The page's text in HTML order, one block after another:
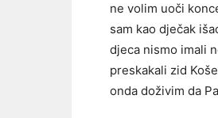
ne volim uoči
sam kao dječak
djeca nismo imali
preskakali zid
onda doživim da